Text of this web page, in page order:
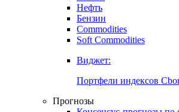
Карта процентных ставок
Commodities
Золото
Бензин
Soft Commodities
Виджет: